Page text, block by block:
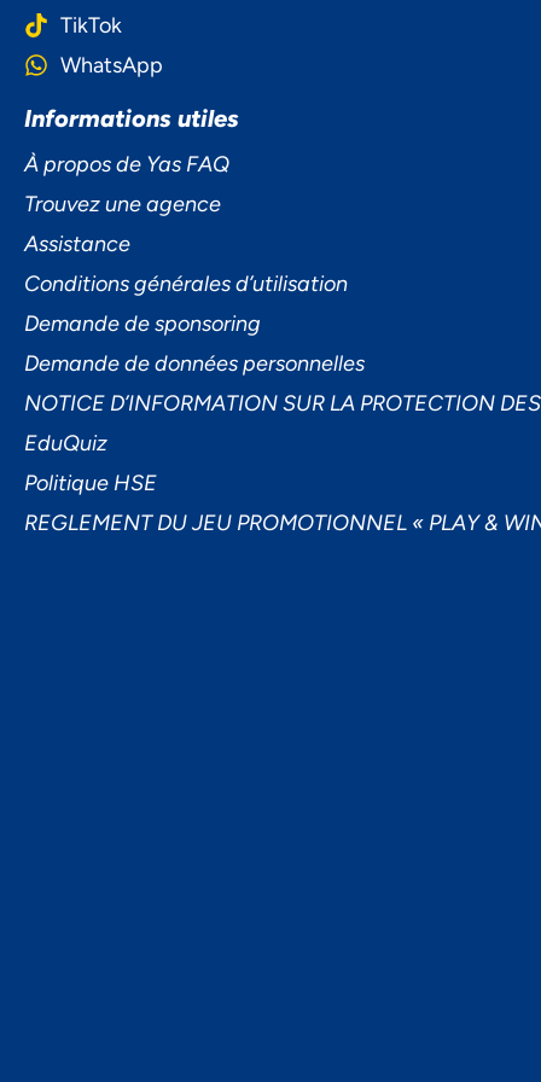
TikTok
WhatsApp
Informations utiles
À propos de Yas FAQ
Trouvez une agence
Assistance
Conditions générales d’utilisation
Demande de sponsoring
Demande de données personnelles
NOTICE D’INFORMATION SUR LA PROTECTION
EduQuiz
Politique HSE
REGLEMENT DU JEU PROMOTIONNEL « PLAY &